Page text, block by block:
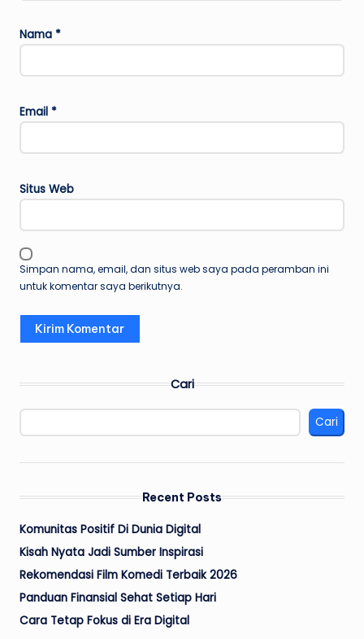
Nama *
Email *
Situs Web
Simpan nama, email, dan situs web saya pada peramban ini
untuk komentar saya berikutnya.
Cari
Cari
Recent Posts
Komunitas Positif Di Dunia Digital
Kisah Nyata Jadi Sumber Inspirasi
Rekomendasi Film Komedi Terbaik 2026
Panduan Finansial Sehat Setiap Hari
Cara Tetap Fokus di Era Digital